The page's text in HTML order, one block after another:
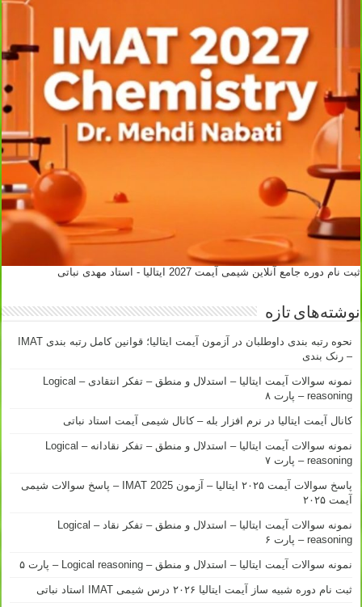
ثبت نام دوره جامع آنلاین شیمی آیمت 2027 ایتالیا - استاد مهدی نباتی
نوشته‌های تازه
نحوه رتبه بندی داوطلبان در آزمون آیمت ایتالیا؛ قوانین کامل رتبه بندی IMAT
– رنک بندی
نمونه سوالات آیمت ایتالیا – استدلال و منطق – تفکر انتقادی – Logical
reasoning – پارت ۸
کانال آیمت ایتالیا در نرم افزار بله – کانال شیمی آیمت استاد نباتی
نمونه سوالات آیمت ایتالیا – استدلال و منطق – تفکر نقادانه – Logical
reasoning – پارت ۷
پاسخ سوالات آیمت ۲۰۲۵ ایتالیا – آزمون IMAT 2025 – پاسخ سوالات شیمی
آیمت ۲۰۲۵
نمونه سوالات آیمت ایتالیا – استدلال و منطق – تفکر نقاد – Logical
reasoning – پارت ۶
نمونه سوالات آیمت ایتالیا – استدلال و منطق – Logical reasoning – پارت ۵
ثبت نام دوره شبیه ساز آیمت ایتالیا ۲۰۲۶ درس شیمی IMAT استاد نباتی